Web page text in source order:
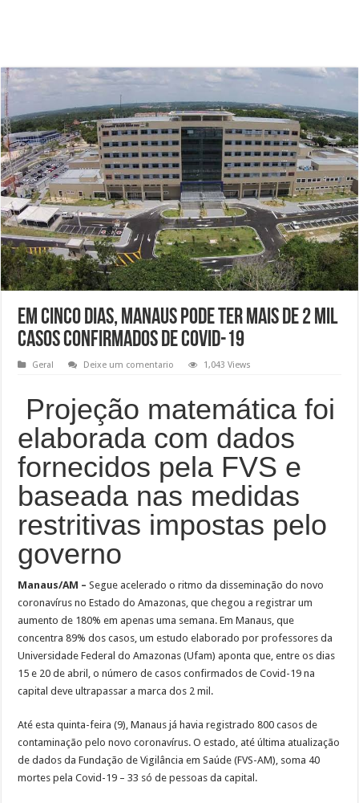
Em cinco dias, Manaus pode ter mais de 2 mil
casos confirmados de Covid-19
Geral Deixe um comentario 1,043 Views
Projeção matemática foi
elaborada com dados
fornecidos pela FVS e
baseada nas medidas
restritivas impostas pelo
governo
Manaus/AM – Segue acelerado o ritmo da disseminação do novo
coronavírus no Estado do Amazonas, que chegou a registrar um
aumento de 180% em apenas uma semana. Em Manaus, que
concentra 89% dos casos, um estudo elaborado por professores da
Universidade Federal do Amazonas (Ufam) aponta que, entre os dias
15 e 20 de abril, o número de casos confirmados de Covid-19 na
capital deve ultrapassar a marca dos 2 mil.
Até esta quinta-feira (9), Manaus já havia registrado 800 casos de
contaminação pelo novo coronavírus. O estado, até última atualização
de dados da Fundação de Vigilância em Saúde (FVS-AM), soma 40
mortes pela Covid-19 – 33 só de pessoas da capital.